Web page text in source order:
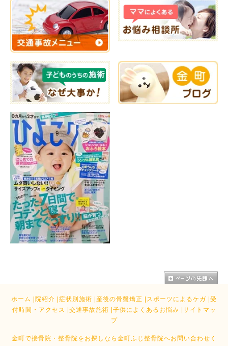
ホーム |院紹介 |症状別施術 | 産後の骨盤矯正 | スポーツによるケガ |受
付時間・アクセス |交通事故施術 |子供によくあるお悩み |サイトマッ
プ
金町で接骨院・整骨院をお探しなら金町ふじ整骨院へお問い合わせく